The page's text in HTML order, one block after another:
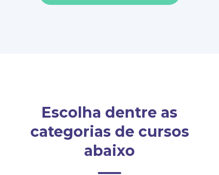
Escolha dentre as
categorias de cursos
abaixo